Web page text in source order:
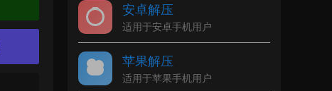
安卓解压
适用于安卓手机用户
苹果解压
适用于苹果手机用户